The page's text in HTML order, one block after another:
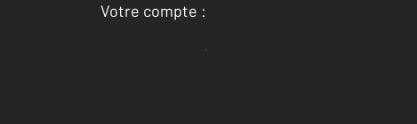
Votre compte :
Accéder à mon compte